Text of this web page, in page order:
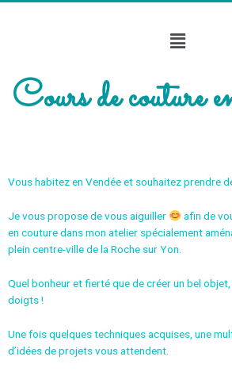
Cours de couture
Vous habitez en Vendée et souhaitez prendre
Je vous propose de vous aiguiller
afin de
en couture dans mon atelier spécialement
plein centre-ville de la Roche sur Yon.
Quel bonheur et fierté que de créer un bel
doigts !
Une fois quelques techniques acquises, une
d’idées de projets vous attendent.